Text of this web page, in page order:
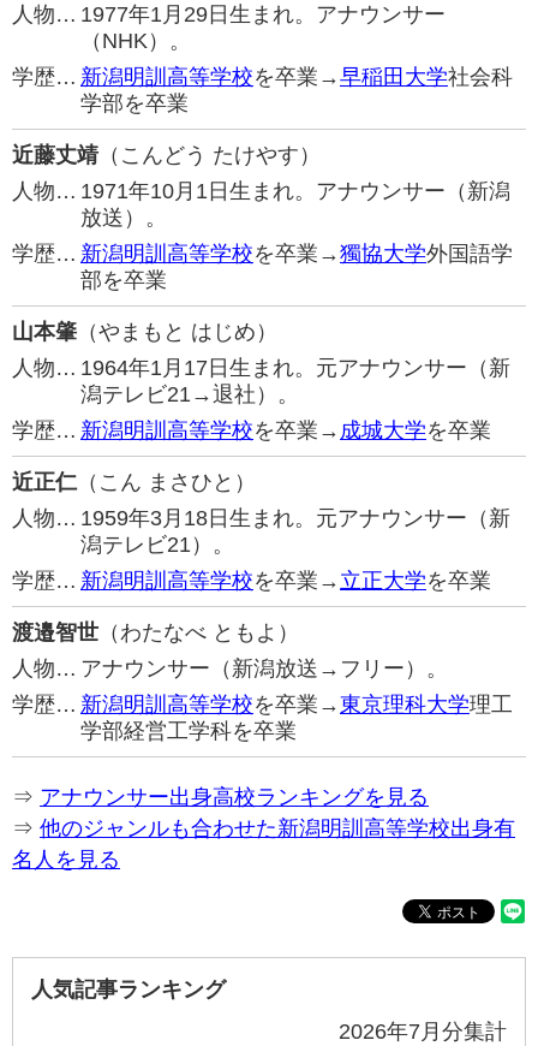
人物… 1977年1月29日生まれ。アナウンサー
（NHK）。
学歴… 新潟明訓高等学校を卒業→早稲田大学社会科
学部を卒業
近藤丈靖 （こんどう たけやす）
人物… 1971年10月1日生まれ。アナウンサー（新潟
放送）。
学歴… 新潟明訓高等学校を卒業→獨協大学外国語学
部を卒業
山本肇 （やまもと はじめ）
人物… 1964年1月17日生まれ。元アナウンサー（新
潟テレビ21→退社）。
学歴… 新潟明訓高等学校を卒業→ 成城大学を卒業
近正仁（こん まさひと）
人物… 1959年3月18日生まれ。元アナウンサー（新
潟テレビ21）。
学歴… 新潟明訓高等学校を卒業→ 立正大学を卒業
渡邉智世 （わたなべ ともよ）
人物… アナウンサー（新潟放送→フリー）。
学歴… 新潟明訓高等学校を卒業→東京理科大学理工
学部経営工学科を卒業
⇒ アナウンサー出身高校ランキングを見る
⇒ 他のジャンルも合わせた新潟明訓高等学校出身有
名人を見る
人気記事ランキング
2026年7月分集計